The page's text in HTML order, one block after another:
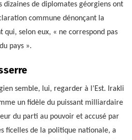
dizaines de diplomates géorgiens ont
commune dénonçant la
qui, selon eux, « ne correspond pas
pays ».
semble, lui, regarder à l’Est. Irakli
un fidèle du puissant milliardaire
du parti au pouvoir et accusé par
ficelles de la politique nationale, a